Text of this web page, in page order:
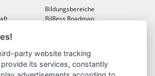
party website tracking
its services, constantly
Bildungsbereiche
BilRess Roadmap
Projekte
BilRess-Projekt